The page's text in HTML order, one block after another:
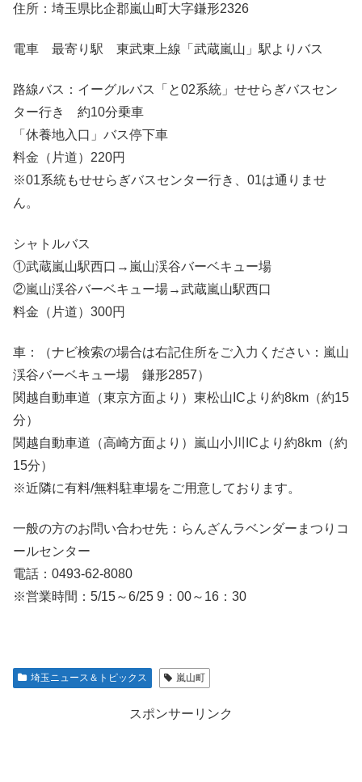
住所：埼玉県比企郡嵐山町大字鎌形2326
電車 最寄り駅 東武東上線「武蔵嵐山」駅よりバス
路線バス：イーグルバス「と02系統」せせらぎバスセン
ター行き 約10分乗車
「休養地入口」バス停下車
料金（片道）220円
※01系統もせせらぎバスセンター行き、01は通りませ
ん。
シャトルバス
①武蔵嵐山駅西口→嵐山渓谷バーベキュー場
②嵐山渓谷バーベキュー場→武蔵嵐山駅西口
料金（片道）300円
車：（ナビ検索の場合は右記住所をご入力ください：嵐山
渓谷バーベキュー場 鎌形2857）
関越自動車道（東京方面より）東松山ICより約8km（約15
分）
関越自動車道（高崎方面より）嵐山小川ICより約8km（約
15分）
※近隣に有料/無料駐車場をご用意しております。
一般の方のお問い合わせ先：らんざんラベンダーまつりコ
ールセンター
電話：0493-62-8080
※営業時間：5/15～6/25 9：00～16：30
埼玉ニュース＆トピックス 嵐山町
スポンサーリンク